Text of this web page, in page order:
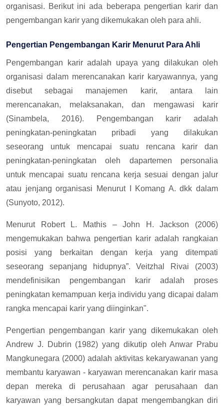
organisasi. Berikut ini ada beberapa pengertian karir dan
pengembangan karir yang dikemukakan oleh para ahli.
Pengertian Pengembangan Karir Menurut Para Ahli
Pengembangan karir adalah upaya yang dilakukan oleh
organisasi dalam merencanakan karir karyawannya, yang
disebut sebagai manajemen karir, antara lain
merencanakan, melaksanakan, dan mengawasi karir
(Sinambela, 2016). Pengembangan karir adalah
peningkatan-peningkatan pribadi yang dilakukan
seseorang untuk mencapai suatu rencana karir dan
peningkatan-peningkatan oleh dapartemen personalia
untuk mencapai suatu rencana kerja sesuai dengan jalur
atau jenjang organisasi Menurut I Komang A. dkk dalam
(Sunyoto, 2012).
Menurut Robert L. Mathis – John H. Jackson (2006)
mengemukakan bahwa pengertian karir adalah rangkaian
posisi yang berkaitan dengan kerja yang ditempati
seseorang sepanjang hidupnya”. Veitzhal Rivai (2003)
mendefinisikan pengembangan karir adalah proses
peningkatan kemampuan kerja individu yang dicapai dalam
rangka mencapai karir yang diinginkan".
Pengertian pengembangan karir yang dikemukakan oleh
Andrew J. Dubrin (1982) yang dikutip oleh Anwar Prabu
Mangkunegara (2000) adalah aktivitas kekaryawanan yang
membantu karyawan - karyawan merencanakan karir masa
depan mereka di perusahaan agar perusahaan dan
karyawan yang bersangkutan dapat mengembangkan diri